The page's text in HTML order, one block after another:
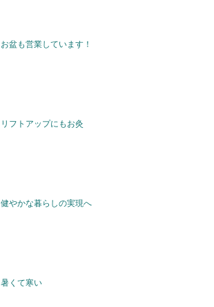
お盆も営業しています！
リフトアップにもお灸
健やかな暮らしの実現へ
暑くて寒い